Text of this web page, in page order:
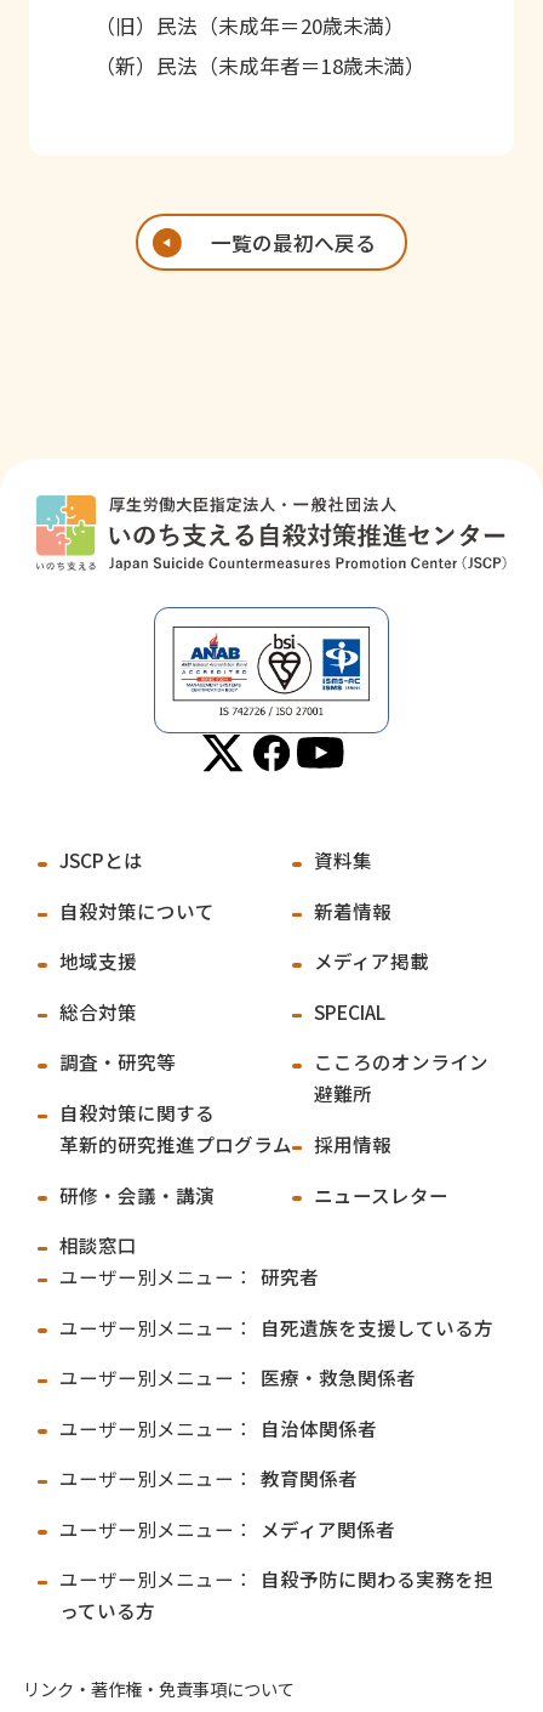
（旧）民法（未成年＝20歳未満）
（新）民法（未成年者＝18歳未満）
一覧の最初へ戻る
JSCPとは
自殺対策について
地域支援
総合対策
調査・研究等
自殺対策に関する
革新的研究推進プログラム
研修・会議・講演
相談窓口
資料集
新着情報
メディア掲載
SPECIAL
こころのオンライン
避難所
採用情報
ニュースレター
ユーザー別メニュー： 研究者
ユーザー別メニュー：
自死遺族を支援している方
ユーザー別メニュー：
医療・救急関係者
ユーザー別メニュー：
自治体関係者
ユーザー別メニュー： 教育関係者
ユーザー別メニュー：
メディア関係者
ユーザー別メニュー：
自殺予防に関わる実務を担
っている方
リンク・著作権・免責事項について